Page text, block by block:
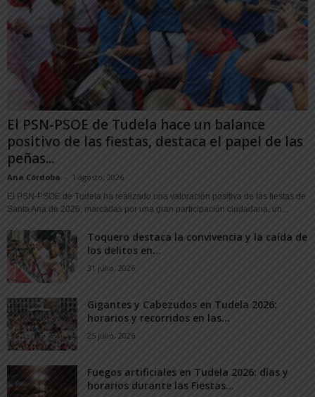
El PSN-PSOE de Tudela hace un balance
positivo de las fiestas, destaca el papel de las
peñas...
Ana Córdoba - 1 agosto, 2026
El PSN-PSOE de Tudela ha realizado una valoración positiva de las fiestas de
Santa Ana de 2026, marcadas por una gran participación ciudadana, un...
Toquero destaca la convivencia y la caída de
los delitos en...
31 julio, 2026
Gigantes y Cabezudos en Tudela 2026:
horarios y recorridos en las...
25 julio, 2026
Fuegos artificiales en Tudela 2026: días y
horarios durante las Fiestas...